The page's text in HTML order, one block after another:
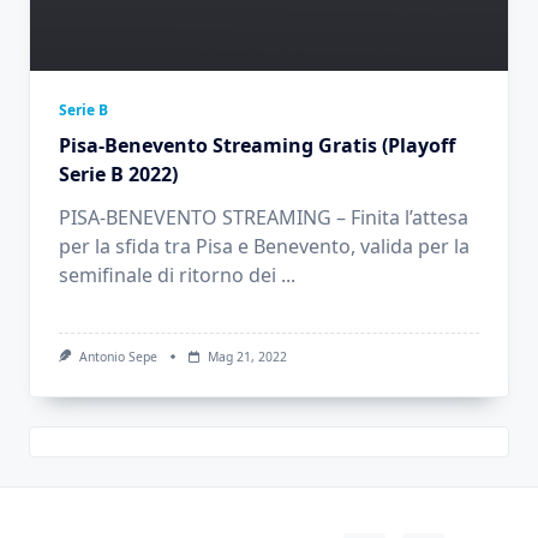
Serie B
Pisa-Benevento Streaming Gratis (Playoff
Serie B 2022)
PISA-BENEVENTO STREAMING – Finita l’attesa
per la sfida tra Pisa e Benevento, valida per la
semifinale di ritorno dei ...
Antonio Sepe Mag 21, 2022